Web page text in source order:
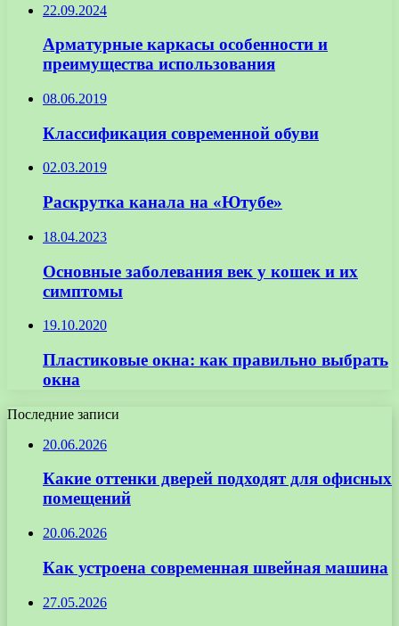
22.09.2024
Арматурные каркасы особенности и
преимущества использования
08.06.2019
Классификация современной обуви
02.03.2019
Раскрутка канала на «Ютубе»
18.04.2023
Основные заболевания век у кошек и их
симптомы
19.10.2020
Пластиковые окна: как правильно выбрать
окна
Последние записи
20.06.2026
Какие оттенки дверей подходят для офисных
помещений
20.06.2026
Как устроена современная швейная машина
27.05.2026